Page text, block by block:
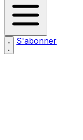
S'abonner